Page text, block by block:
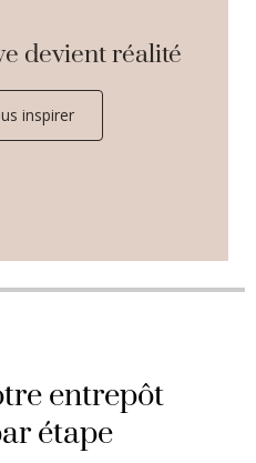
devient réalité
inspirer
entrepôt
étape